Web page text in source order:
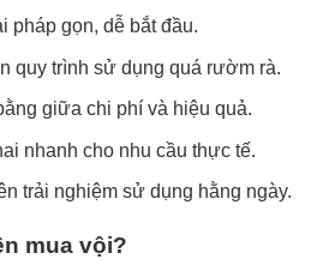
pháp gọn, dễ bắt đầu.
quy trình sử dụng quá rườm rà.
giữa chi phí và hiệu quả.
nhanh cho nhu cầu thực tế.
trải nghiệm sử dụng hằng ngày.
mua vội?